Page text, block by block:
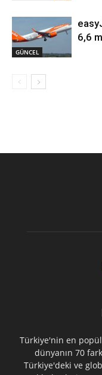
GÜNCEL
6,6
Türkiye'nin en
dünyanın 70
Türkiye'deki ve